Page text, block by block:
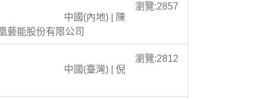
瀏覽:2857
中國(內地) | 陳
藝能股份有限公司
瀏覽:2812
中國(臺灣) | 倪